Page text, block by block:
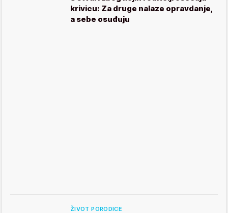
krivicu: Za druge nalaze opravdanje,
a sebe osuđuju
ŽIVOT PORODICE